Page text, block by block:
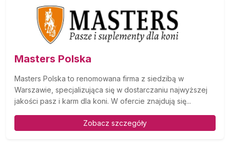
Masters Polska
Masters Polska to renomowana firma z siedzibą w
Warszawie, specjalizująca się w dostarczaniu najwyższej
jakości pasz i karm dla koni. W ofercie znajdują się...
Zobacz szczegóły